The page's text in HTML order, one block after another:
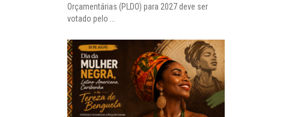
Orçamentárias (PLDO) para 2027 deve ser
votado pelo ...